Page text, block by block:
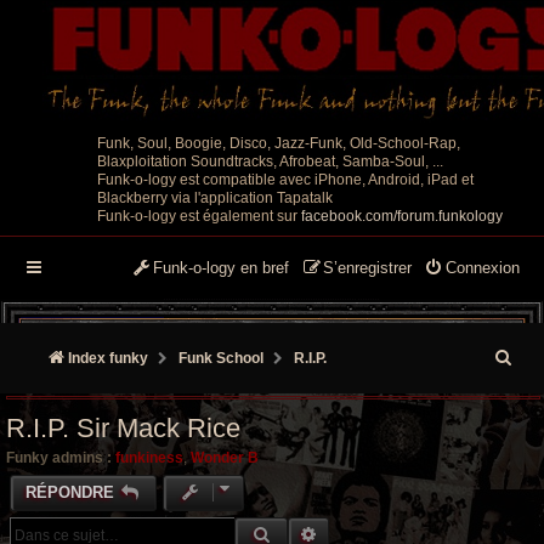
Funk, Soul, Boogie, Disco, Jazz-Funk, Old-School-Rap,
Blaxploitation Soundtracks, Afrobeat, Samba-Soul, ...
Funk-o-logy est compatible avec iPhone, Android, iPad et
Blackberry via l'application Tapatalk
Funk-o-logy est également sur facebook.com/forum.funkology
Connexion
S’enregistrer
Funk-o-logy en bref
Index funky Funk School R.I.P.
e
R.I.P. Sir Mack Rice
Funky admins : funkiness, Wonder B
RÉPONDRE
RECHERCHE GROOVY
RECHERCHE AVANCÉE